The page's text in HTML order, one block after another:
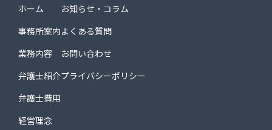
ホーム
事務所案内
業務内容
弁護士紹介
弁護士費用
経営理念
お知らせ・コラム
よくある質問
お問い合わせ
プライバシーポリシー